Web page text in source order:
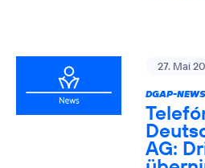
27. Mai
DGAP-
AG: